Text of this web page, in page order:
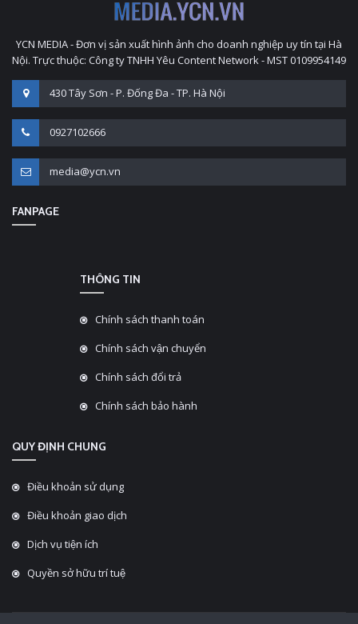
YCN MEDIA - Đơn vị sản xuất hình ảnh cho doanh nghiệp uy tín tại Hà
Nội. Trực thuộc: Công ty TNHH Yêu Content Network - MST 0109954149
430 Tây Sơn - P. Đống Đa - TP. Hà Nội
0927102666
media@ycn.vn
FANPAGE
THÔNG TIN
Chính sách thanh toán
Chính sách vận chuyển
Chính sách đổi trả
Chính sách bảo hành
QUY ĐỊNH CHUNG
Điều khoản sử dụng
Điều khoản giao dịch
Dịch vụ tiện ích
Quyền sở hữu trí tuệ